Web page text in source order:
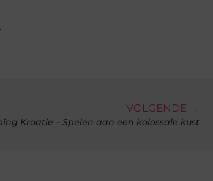
VOLGENDE →
Kroatie – Spelen aan een kolossale kust